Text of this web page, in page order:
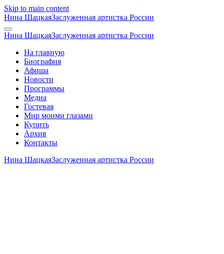
Skip to main content
Нина ШацкаяЗаслуженная артистка России
Нина ШацкаяЗаслуженная артистка России
На главную
Биография
Афиша
Новости
Программы
Медиа
Гостевая
Мир моими глазами
Купить
Архив
Контакты
Нина ШацкаяЗаслуженная артистка России